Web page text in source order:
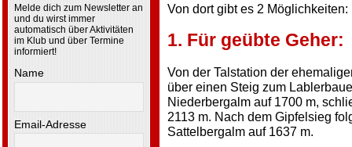
Melde dich zum Newsletter an
und du wirst immer
automatisch über Aktivitäten
im Klub und über Termine
informiert!
Name
Email-Adresse
Von dort gibt es 2 Möglichkeiten:
1. Für geübte Geher:
Von der Talstation der
über einen Steig zum
Niederbergalm auf 1700 m,
2113 m. Nach dem Gipfelsieg
Sattelbergalm auf 1637 m.